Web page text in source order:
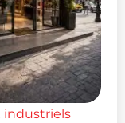
industriels